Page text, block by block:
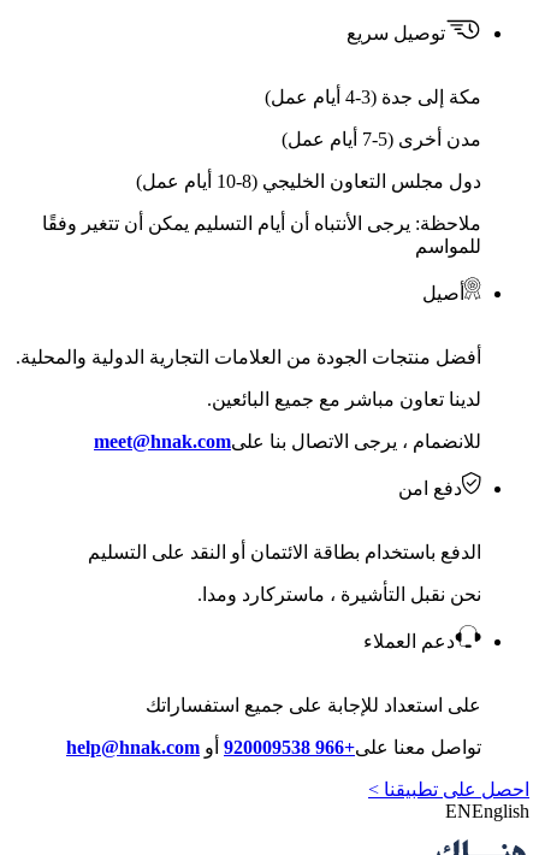
توصيل سريع
مكة إلى جدة (3-4 أيام عمل)
مدن أخرى (5-7 أيام عمل)
دول مجلس التعاون الخليجي (8-10 أيام عمل)
ملاحظة: يرجى الأنتباه أن أيام التسليم يمكن أن تتغير وفقًا
للمواسم
أصيل
أفضل منتجات الجودة من العلامات التجارية الدولية والمحلية.
لدينا تعاون مباشر مع جميع البائعين.
للانضمام ، يرجى الاتصال بنا علىmeet@hnak.com
دفع امن
الدفع باستخدام بطاقة الائتمان أو النقد على التسليم
نحن نقبل التأشيرة ، ماستركارد ومدا.
دعم العملاء
على استعداد للإجابة على جميع استفساراتك
تواصل معنا على+966 920009538 أو help@hnak.com
احصل على تطبيقنا >
ENEnglish